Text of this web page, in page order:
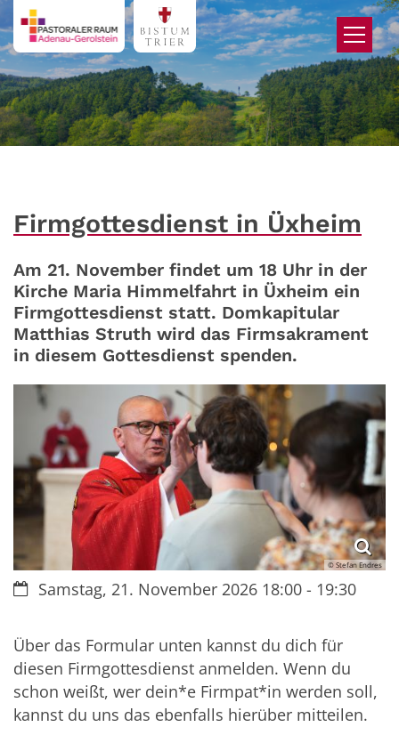
Zum Inhalt springen
Firmgottesdienst in Üxheim
Am 21. November findet um 18 Uhr in der
Kirche Maria Himmelfahrt in Üxheim ein
Firmgottesdienst statt. Domkapitular
Matthias Struth wird das Firmsakrament
in diesem Gottesdienst spenden.
© Stefan Endres
Datum:Samstag, 21. November 2026 18:00 - 19:30
Über das Formular unten kannst du dich für
diesen Firmgottesdienst anmelden. Wenn du
schon weißt, wer dein*e Firmpat*in werden soll,
kannst du uns das ebenfalls hierüber mitteilen.